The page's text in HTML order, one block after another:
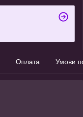
Оплата Умови